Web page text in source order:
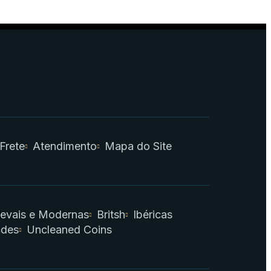
Atendimento Mapa do Site
e Modernas Britsh
Ibéricas
Uncleaned Coins